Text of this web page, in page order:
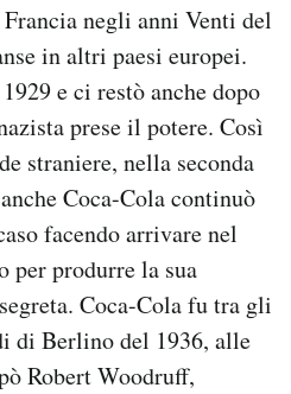
negli anni Venti del
in altri paesi europei.
e ci restò anche dopo
prese il potere. Così
straniere, nella seconda
Coca-Cola continuò
facendo arrivare nel
per produrre la sua
Coca-Cola fu tra gli
di Berlino del 1936, alle
Robert Woodruff,